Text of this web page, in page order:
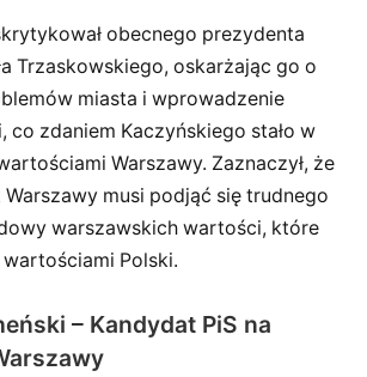
obecnego prezydenta
Trzaskowskiego, oskarżając go o
miasta i wprowadzenie
co zdaniem Kaczyńskiego stało w
Warszawy. Zaznaczył, że
musi podjąć się trudnego
warszawskich wartości, które
Polski.
– Kandydat PiS na